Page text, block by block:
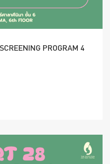
PROGRAM 4